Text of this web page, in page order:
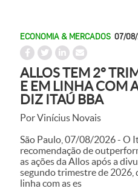
ECONOMIA & MERCADOS 07/
ALLOS TEM 2°
E EM LINHA COM
DIZ ITAÚ BBA
Por Vinícius Novais
São Paulo, 07/08/2026 - O
recomendação de
as ações da Allos após a
segundo trimestre de 2026,
linha com as es